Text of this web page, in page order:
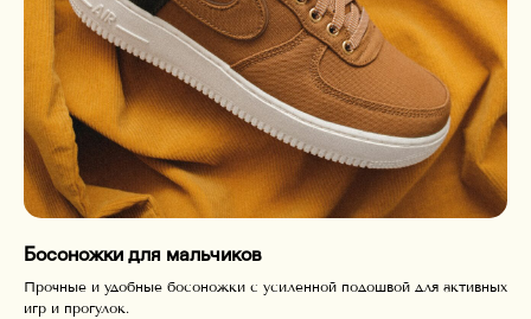
Босоножки для мальчиков
Прочные и удобные босоножки с усиленной подошвой для активных
игр и прогулок.